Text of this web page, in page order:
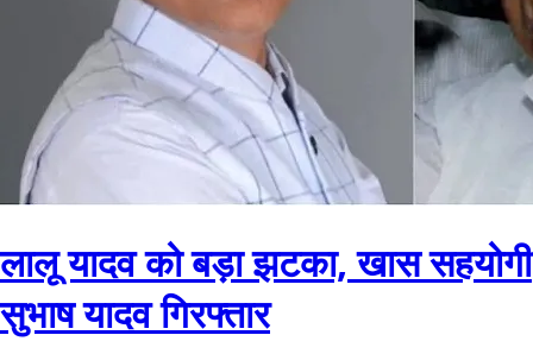
लालू यादव को बड़ा झटका, खास सहयोगी
सुभाष यादव गिरफ्तार